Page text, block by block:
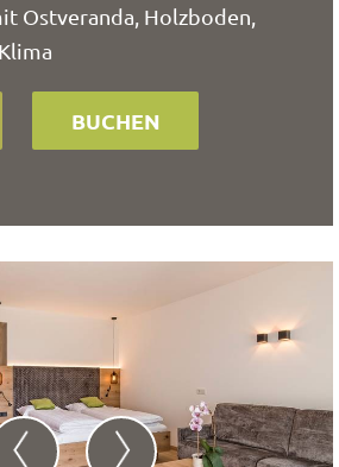
Ostveranda, Holzboden,
BUCHEN